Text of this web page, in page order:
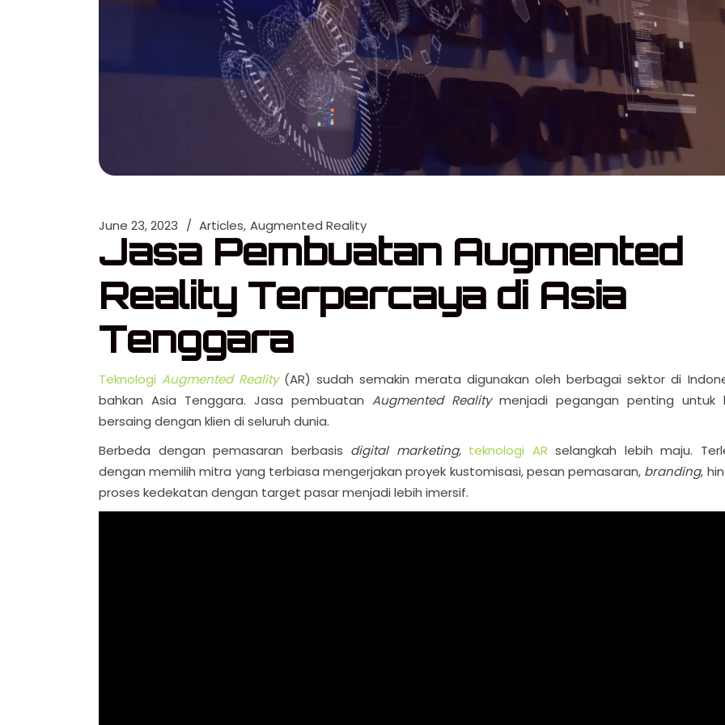
June 23, 2023 Articles Augmented Reality
Jasa Pembuatan Augmented
Reality Terpercaya di Asia
Tenggara
Teknologi Augmented Reality(AR) sudah semakin merata digunakan oleh berbagai sektor di
bahkan Asia Tenggara. Jasa pembuatan Augmented Realitymenjadi pegangan penting untuk
bersaing dengan klien di seluruh dunia.
Berbeda dengan pemasaran berbasis digital marketing, teknologi AR selangkah lebih maju.
dengan memilih mitra yang terbiasa mengerjakan proyek kustomisasi, pesan pemasaran, branding,
proses kedekatan dengan target pasar menjadi lebih imersif.